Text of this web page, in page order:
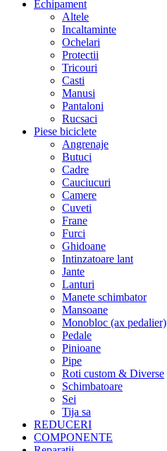
Echipament
Altele
Incaltaminte
Ochelari
Protectii
Tricouri
Casti
Manusi
Pantaloni
Rucsaci
Piese biciclete
Angrenaje
Butuci
Cadre
Cauciucuri
Camere
Cuveti
Frane
Furci
Ghidoane
Intinzatoare lant
Jante
Lanturi
Manete schimbator
Mansoane
Monobloc (ax pedalier)
Pedale
Pinioane
Pipe
Roti custom & Diverse
Schimbatoare
Sei
Tija sa
REDUCERI
COMPONENTE